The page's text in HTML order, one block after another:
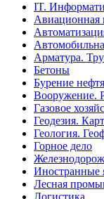
IT.
Авиационная
Арматура.
Бетоны
Бурение
Вооружение.
Газовое
Геодезия.
Геология.
Горное дело
Иностранные
Лесная
Логистика